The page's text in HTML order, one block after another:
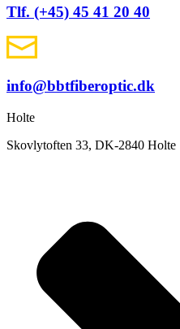
Tlf. (+45) 45 41 20 40
info@bbtfiberoptic.dk
Holte
Skovlytoften 33, DK-2840 Holte